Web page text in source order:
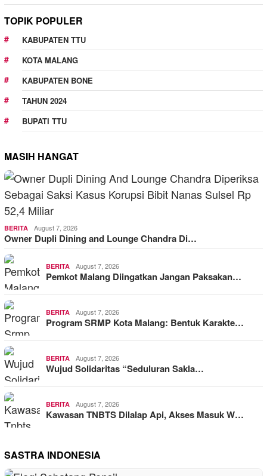
TOPIK POPULER
KABUPATEN TTU
KOTA MALANG
KABUPATEN BONE
TAHUN 2024
BUPATI TTU
MASIH HANGAT
BERITA August 7, 2026
Owner Dupli Dining and Lounge Chandra Di…
BERITA August 7, 2026
Pemkot Malang Diingatkan Jangan Paksakan…
BERITA August 7, 2026
Program SRMP Kota Malang: Bentuk Karakte…
BERITA August 7, 2026
Wujud Solidaritas “Seduluran Sakla…
BERITA August 7, 2026
Kawasan TNBTS Dilalap Api, Akses Masuk W…
SASTRA INDONESIA